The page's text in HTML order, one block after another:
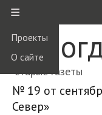
≡
Проекты
О сайте
старые газеты
№ 19 от
Север»